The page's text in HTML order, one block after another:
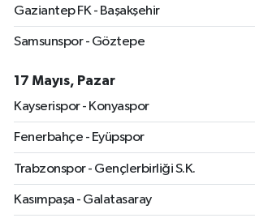
Gaziantep FK - Başakşehir
Samsunspor - Göztepe
17 Mayıs, Pazar
Kayserispor - Konyaspor
Fenerbahçe - Eyüpspor
Trabzonspor - Gençlerbirliği S.K.
Kasımpaşa - Galatasaray